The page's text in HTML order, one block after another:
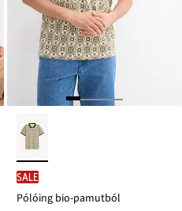
SALE
Pólóing bio-pamutból